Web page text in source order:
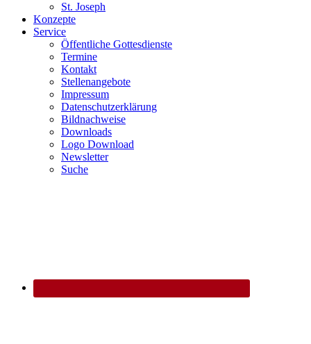
St. Joseph
Konzepte
Service
Öffentliche Gottesdienste
Termine
Kontakt
Stellenangebote
Impressum
Datenschutzerklärung
Bildnachweise
Downloads
Logo Download
Newsletter
Suche